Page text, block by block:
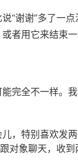
“谢谢”多了一
者用它来结束
完全不一样。我
，特别喜欢发
对象聊天，收到